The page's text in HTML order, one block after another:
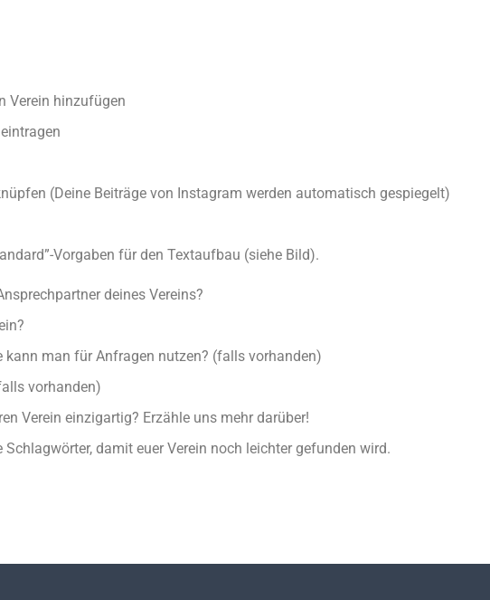
Verein hinzufügen
(Deine Beiträge von Instagram werden automatisch gespiegelt)
Vorgaben für den Textaufbau (siehe Bild).
deines Vereins?
kann man für Anfragen nutzen? (falls vorhanden)
vorhanden)
Verein einzigartig? Erzähle uns mehr darüber!
Schlagwörter, damit euer Verein noch leichter gefunden wird.